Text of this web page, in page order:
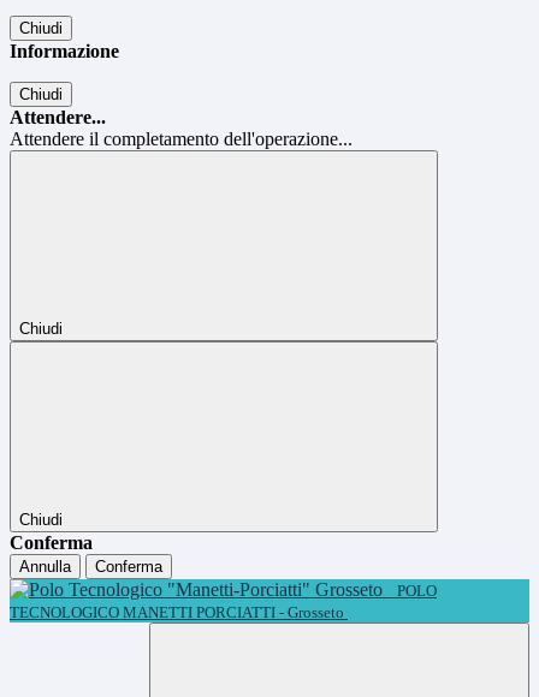
Chiudi
Informazione
Chiudi
Attendere...
Attendere il completamento dell'operazione...
Chiudi
Chiudi
Conferma
Annulla
Conferma
POLO
TECNOLOGICO MANETTI PORCIATTI - Grosseto